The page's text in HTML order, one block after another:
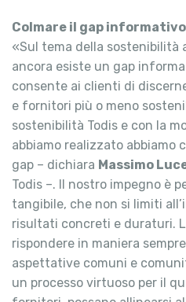
Colmare il gap informativo
«Sul tema della sostenibilità
ancora esiste un gap
consente ai clienti di
e fornitori più o meno
sostenibilità Todis e con la
abbiamo realizzato abbiamo
gap – dichiara Massimo
Todis –. Il nostro impegno è
tangibile, che non si limiti
risultati concreti e duraturi.
rispondere in maniera
aspettative comuni e
un processo virtuoso per il